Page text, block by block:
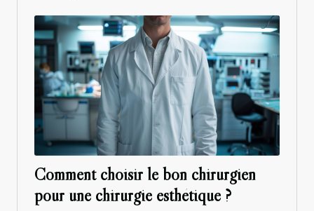
Comment choisir le bon chirurgien
pour une chirurgie esthétique ?